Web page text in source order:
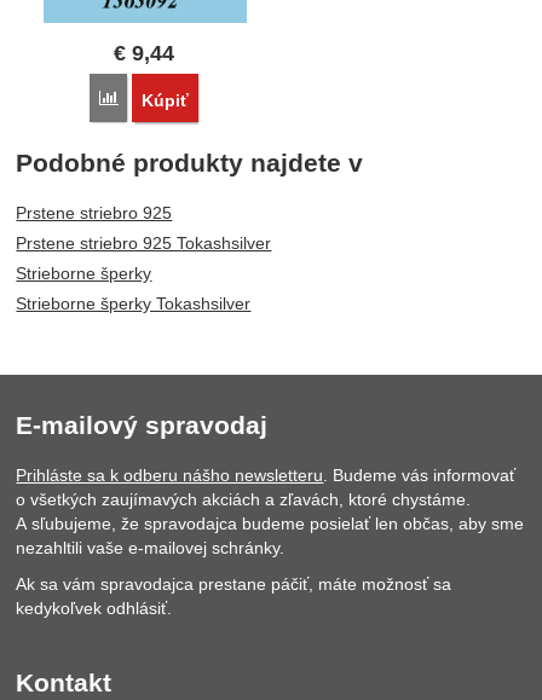
€ 9,44
Porovnať
Kúpiť
Podobné produkty najdete v
Prstene striebro 925
Prstene striebro 925 Tokashsilver
Strieborne šperky
Strieborne šperky Tokashsilver
E-mailový spravodaj
Prihláste sa k odberu nášho newsletteru. Budeme vás informovať
o všetkých zaujímavých akciách a zľavách, ktoré chystáme.
A sľubujeme, že spravodajca budeme posielať len občas, aby sme
nezahltili vaše e-mailovej schránky.
Ak sa vám spravodajca prestane páčiť, máte možnosť sa
kedykoľvek odhlásiť.
Kontakt